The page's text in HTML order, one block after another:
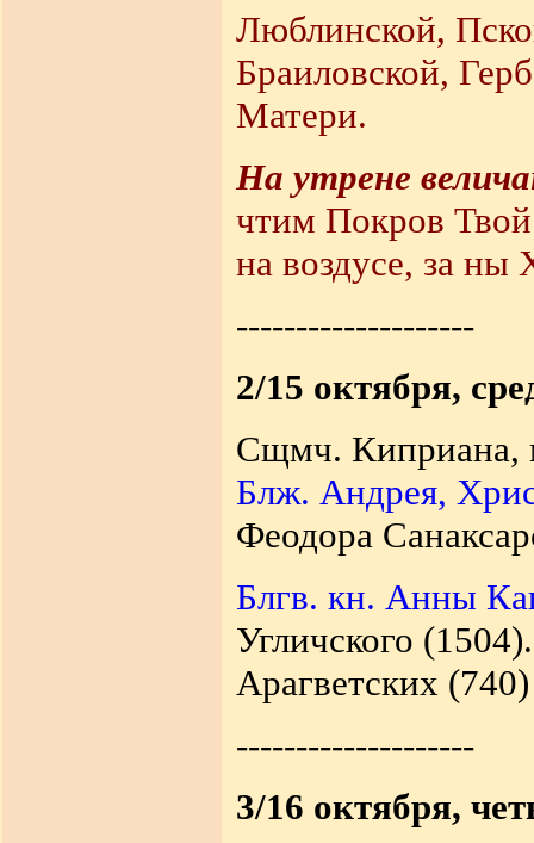
Люблинской,
Браиловской,
Матери.
На утрене
чтим Покров
на воздусе, за
--------------------
2/15 октября,
Сщмч. Киприана,
Блж. Андрея,
Феодора
Блгв. кн. Анны
Угличского
Арагветских
--------------------
3/16 октября,